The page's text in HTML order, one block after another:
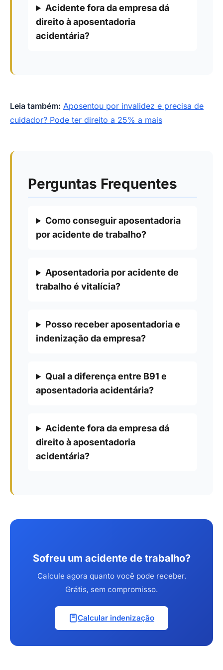
Acidente fora da empresa dá
direito à aposentadoria
acidentária?
Leia também: Aposentou por invalidez e precisa de
cuidador? Pode ter direito a 25% a mais
Perguntas Frequentes
Como conseguir aposentadoria
por acidente de trabalho?
Aposentadoria por acidente de
trabalho é vitalícia?
Posso receber aposentadoria e
indenização da empresa?
Qual a diferença entre B91 e
aposentadoria acidentária?
Acidente fora da empresa dá
direito à aposentadoria
acidentária?
Sofreu um acidente de trabalho?
Calcule agora quanto você pode receber.
Grátis, sem compromisso.
Calcular indenização